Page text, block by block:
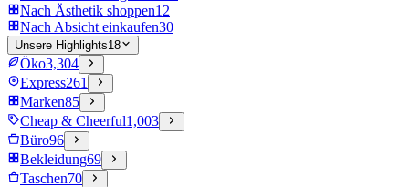
Nach Ästhetik shoppen12
Nach Absicht einkaufen30
Unsere Highlights18
Öko3,304
Express261
Marken85
Cheap & Cheerful1,003
Büro96
Bekleidung69
Taschen70